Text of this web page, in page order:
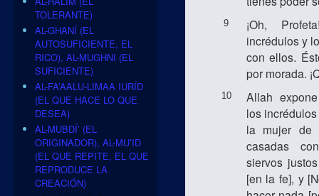
9
¡Oh,
incrédulos y
con ellos.
por morada.
10
Allah
los
la mujer de
casadas
siervos
[en la fe], y
TOLERANTE)
AL-GHANÍ (EL
AUTOSUFICIENTE, EL
RICO), AL-MUGHNI (EL
SUFICIENTE)
AL-FA’AALU-LIMAA IURÍD
(EL QUE HACE LO QUE
DESEA)
AL-MUBDÍ’ (EL
ORIGINADOR), AL-MU’ID
(EL QUE REPITE, EL QUE
REPRODUCE LA
CREACIÓN)